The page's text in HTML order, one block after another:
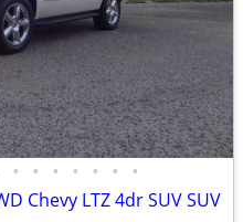
• • • • • • •
Chevy LTZ 4dr SUV SUV